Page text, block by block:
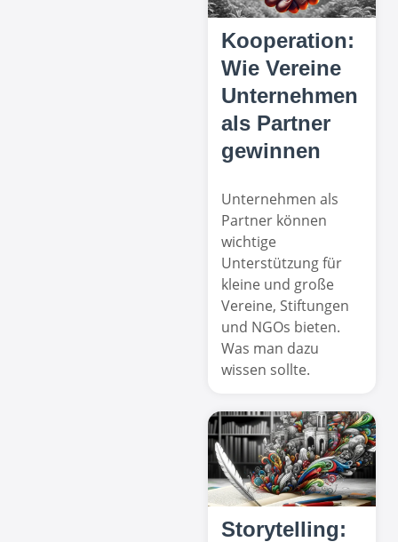
Kooperation:
Wie Vereine
Unternehmen
als Partner
gewinnen
Unternehmen als
Partner können
wichtige
Unterstützung für
kleine und große
Vereine, Stiftungen
und NGOs bieten.
Was man dazu
wissen sollte.
Storytelling: